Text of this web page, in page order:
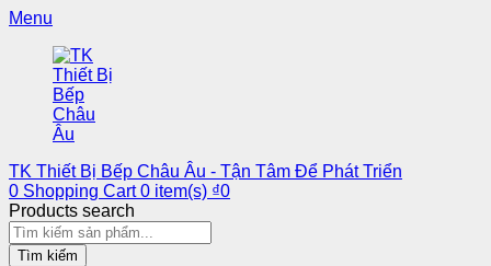
Menu
TK Thiết Bị Bếp Châu Âu - Tận Tâm Để Phát Triển
0 Shopping Cart 0 item(s) ₫0
Products search
Tìm kiếm